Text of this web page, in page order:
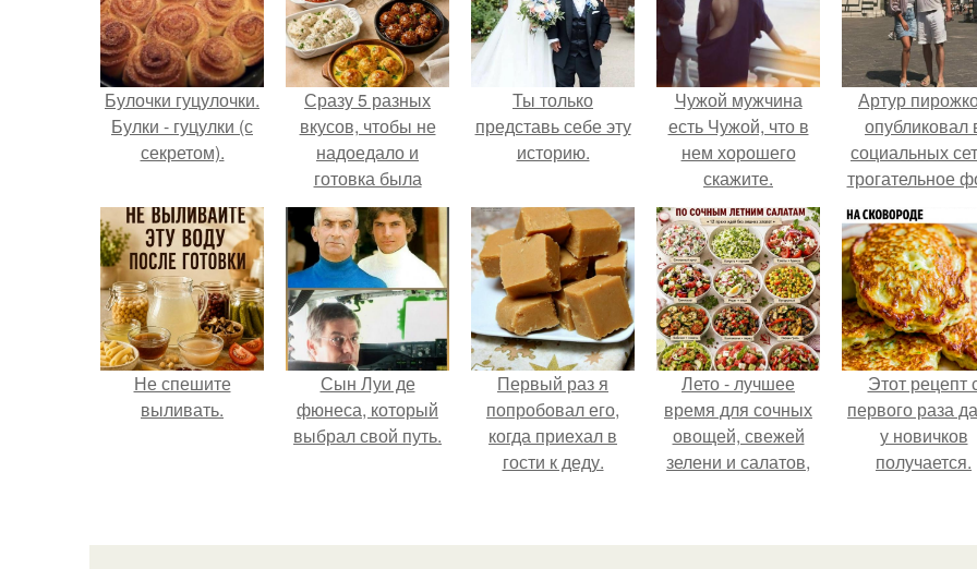
Булочки гуцулочки.
Булки - гуцулки (с
секретом).
Сразу 5 разных
вкусов, чтобы не
надоедало и
готовка была
проще.
Ты только
представь себе эту
историю.
Чужой мужчина
есть Чужой, что в
нем хорошего
скажите.
Артур
опубликовал
социальных
трогательное
с супругой
Анжеликой,
сделанное
время их
путешествия
Италию.
Не спешите
выливать.
Сын Луи де
фюнеса, который
выбрал свой путь.
Первый раз я
попробовал его,
когда приехал в
гости к деду.
Лето - лучшее
время для сочных
овощей, свежей
зелени и салатов,
несколько минут.
Этот рецепт
первого раза
у новичков
получается.